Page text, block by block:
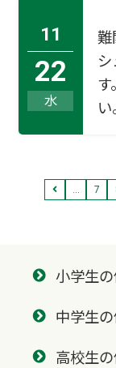
11
22
水
難
い
7
小学生
中学生
高校生